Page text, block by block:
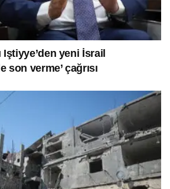
yeni İsrail
son verme’ çağrısı